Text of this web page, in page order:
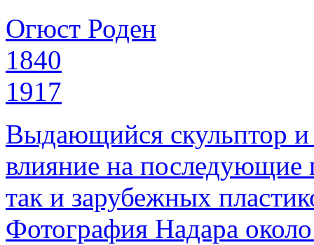
Огюст Роден
1840
1917
Выдающийся скульптор
влияние на последующие
так и зарубежных
Фотография Надара